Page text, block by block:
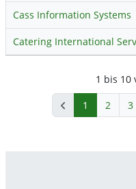
Cass Information Systems
Catering International
1 bis 10
1
2 3